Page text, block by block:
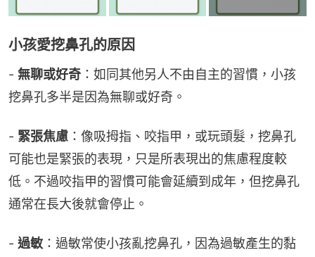
小孩愛挖鼻孔的原因
- 無聊或好奇 ：如同其他另人不由自主的習慣，小孩
挖鼻孔多半是因為無聊或好奇。
- 緊張焦慮 ：像吸拇指、咬指甲，或玩頭髮，挖鼻孔
可能也是緊張的表現，只是所表現出的焦慮程度較
低。不過咬指甲的習慣可能會延續到成年，但挖鼻孔
通常在長大後就會停止。
- 過敏 ：過敏常使小孩亂挖鼻孔，因為過敏產生的黏